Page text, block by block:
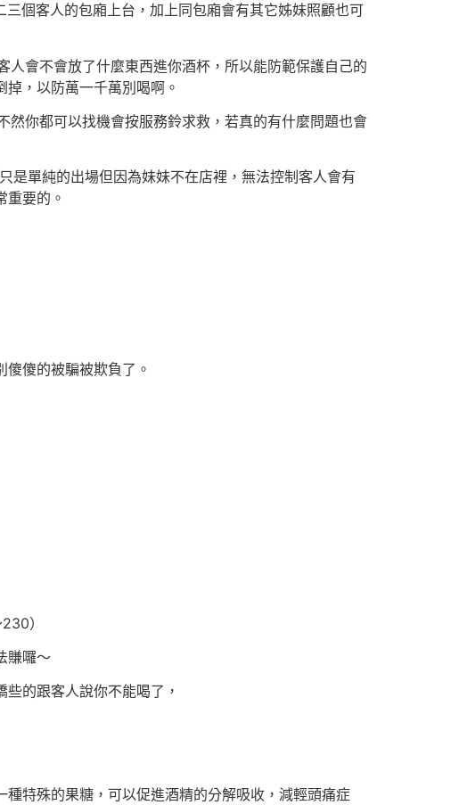
個客人的包廂上台，加上同包廂會有其它姊妹照顧也可
會不會放了什麼東西進你酒杯，所以能防範保護自己的
，以防萬一千萬別喝啊。
你都可以找機會按服務鈴求救，若真的有什麼問題也會
是單純的出場但因為妹妹不在店裡，無法控制客人會有
要的。
傻的被騙被欺負了。
）
賺囉～
的跟客人說你不能喝了，
特殊的果糖，可以促進酒精的分解吸收，減輕頭痛症